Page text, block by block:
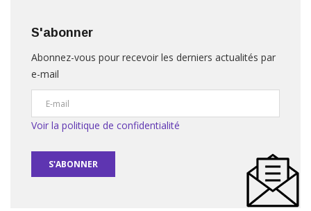
S'abonner
Abonnez-vous pour recevoir les derniers actualités par
e-mail
Voir la politique de confidentialité
S'ABONNER